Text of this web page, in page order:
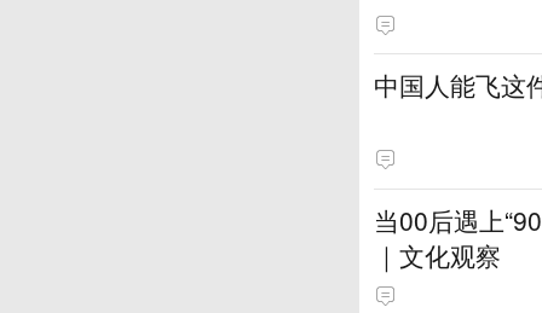
中国人能飞这
当00后遇上
｜文化观察